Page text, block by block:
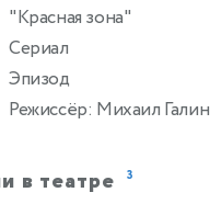
"Красная зона"
Сериал
Эпизод
Режиссёр: Михаил Галин
в театре 3